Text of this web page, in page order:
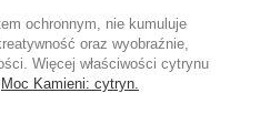
ochronnym, nie kumuluje
oraz wyobraźnie,
Więcej właściwości cytrynu
Moc Kamieni: cytryn.